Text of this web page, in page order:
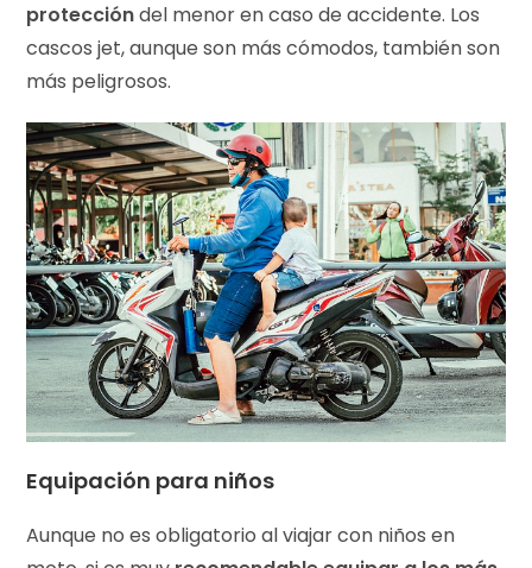
proteccióndel menor en caso de accidente. Los
cascos jet, aunque son más cómodos, también son
más peligrosos.
Equipación para niños
Aunque no es obligatorio al viajar con niños en